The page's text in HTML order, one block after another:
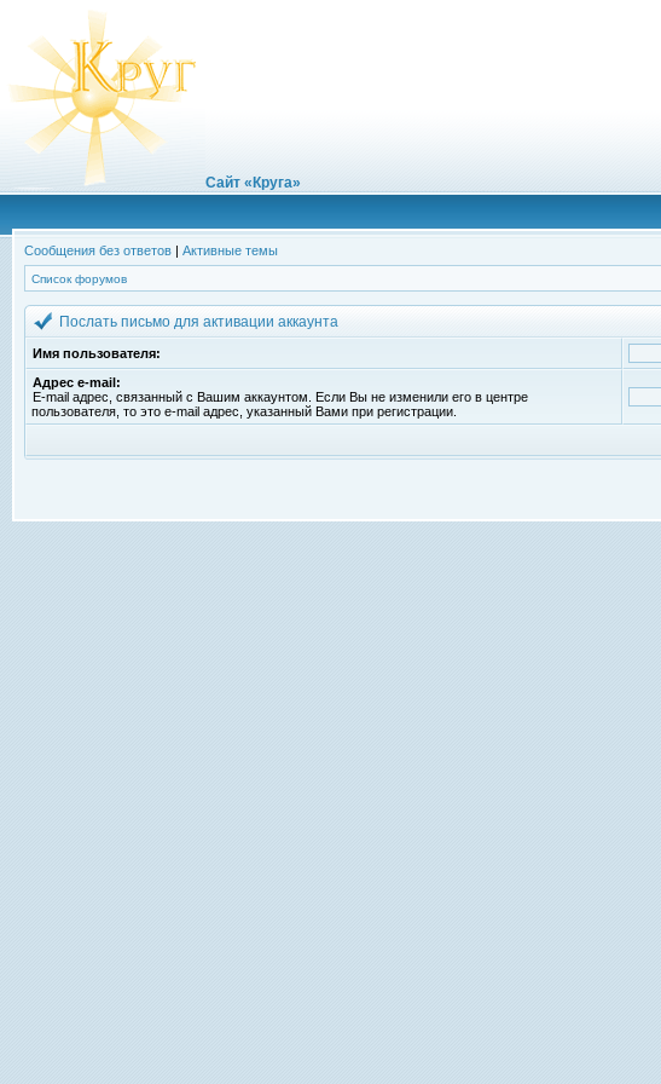
Сайт «Круга»
Сообщения без ответов | Активные темы
Список форумов
Послать письмо для активации аккаунта
Имя пользователя:
Адрес e-mail:
E-mail адрес, связанный с Вашим аккаунтом. Если Вы не изменили его в центре
пользователя, то это e-mail адрес, указанный Вами при регистрации.